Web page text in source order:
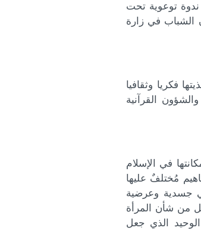
ندوة توعوية تحت
في دائرة ثقافة وفنون الشباب في زارة
فكريا وثقافيا
القرآنية
في الإسلام
مُختلفٌ عليها
هي جسدية وعرضية
من شأن المرأة
الذي جعل